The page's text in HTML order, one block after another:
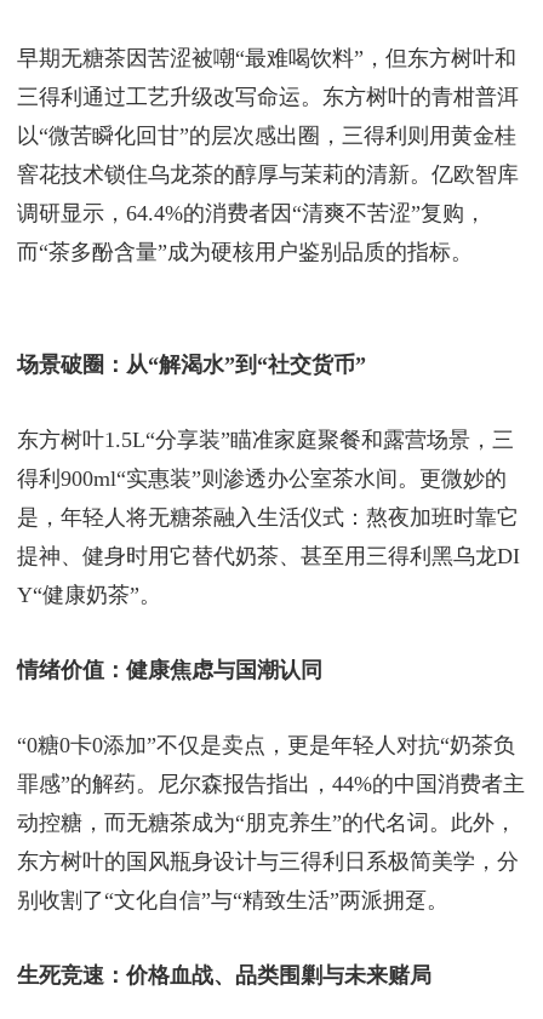
早期无糖茶因苦涩被嘲“最难喝饮料”，但东方树叶和
三得利通过工艺升级改写命运。东方树叶的青柑普洱
以“微苦瞬化回甘”的层次感出圈，三得利则用黄金桂
窨花技术锁住乌龙茶的醇厚与茉莉的清新。亿欧智库
调研显示，64.4%的消费者因“清爽不苦涩”复购，
而“茶多酚含量”成为硬核用户鉴别品质的指标。
场景破圈：从“解渴水”到“社交货币”
东方树叶1.5L“分享装”瞄准家庭聚餐和露营场景，三
得利900ml“实惠装”则渗透办公室茶水间。更微妙的
是，年轻人将无糖茶融入生活仪式：熬夜加班时靠它
提神、健身时用它替代奶茶、甚至用三得利黑乌龙DI
Y“健康奶茶”。
情绪价值：健康焦虑与国潮认同
“0糖0卡0添加”不仅是卖点，更是年轻人对抗“奶茶负
罪感”的解药。尼尔森报告指出，44%的中国消费者主
动控糖，而无糖茶成为“朋克养生”的代名词。此外，
东方树叶的国风瓶身设计与三得利日系极简美学，分
别收割了“文化自信”与“精致生活”两派拥趸。
生死竞速：价格血战、品类围剿与未来赌局